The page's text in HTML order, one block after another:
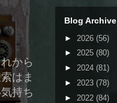
から
はま
持ち
Blog Archive
► 2026 (56)
► 2025 (80)
► 2024 (81)
► 2023 (78)
► 2022 (84)